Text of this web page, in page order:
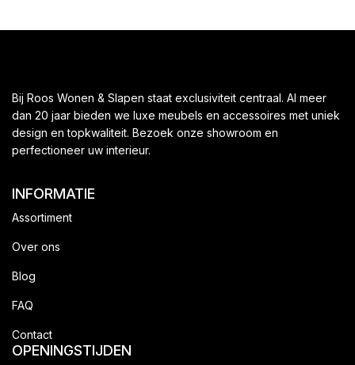
Bij Roos Wonen & Slapen staat exclusiviteit centraal. Al meer
dan 20 jaar bieden we luxe meubels en accessoires met uniek
design en topkwaliteit. Bezoek onze showroom en
perfectioneer uw interieur.
INFORMATIE
Assortiment
Over ons
Blog
FAQ
Contact
OPENINGSTIJDEN